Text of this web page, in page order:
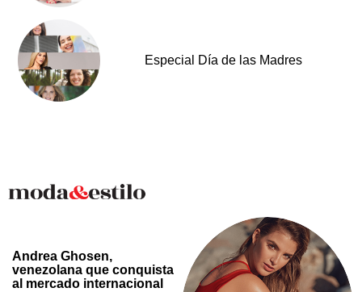
Especial Día de las Madres
Andrea Ghosen,
venezolana que conquista
al mercado internacional